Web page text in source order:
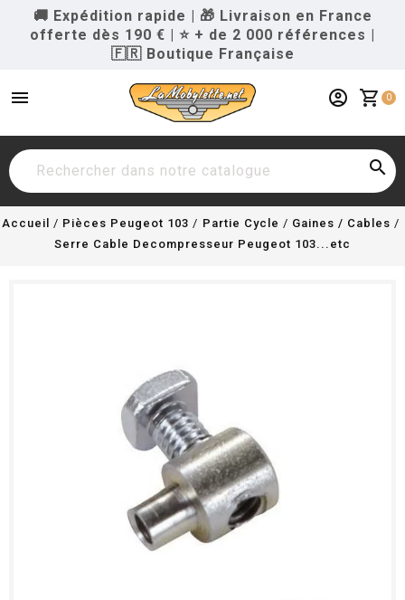
🚚 Expédition rapide | 🎁 Livraison en France
offerte dès 190 € | ⭐ + de 2 000 références |
🇫🇷 Boutique Française
menu shopping_cart 0
account_circle

Accueil Pièces Peugeot 103 Partie Cycle
Gaines / Cables
Serre Cable Decompresseur Peugeot 103...etc